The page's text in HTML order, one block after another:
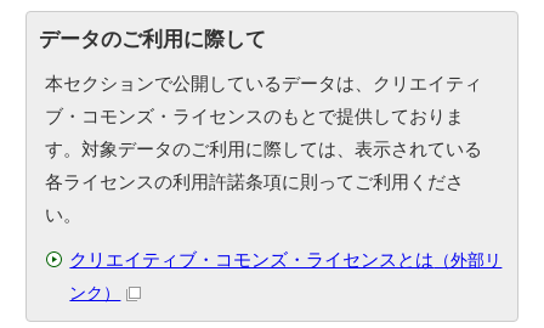
データのご利用に際して
本セクションで公開しているデータは、クリエイティ
ブ・コモンズ・ライセンスのもとで提供しておりま
す。対象データのご利用に際しては、表示されている
各ライセンスの利用許諾条項に則ってご利用くださ
い。
クリエイティブ・コモンズ・ライセンスとは （外部リ
ンク）